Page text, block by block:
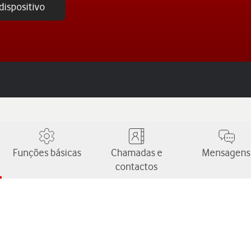
Funções básicas
Chamadas e
contactos
Mensagens